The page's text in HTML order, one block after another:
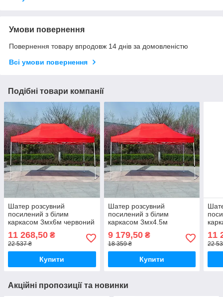
Умови повернення
Повернення товару впродовж 14 днів за домовленістю
Всі умови повернення
Подібні товари компанії
Шатер розсувний
посилений з білим
каркасом 3мх6м червоний
11 268,50 ₴
22 537 ₴
Купити
Шатер розсувний
посилений з білим
каркасом 3мх4.5м
9 179,50₴
18 359 ₴
Купити
11
22
Акційні пропозиції та новинки